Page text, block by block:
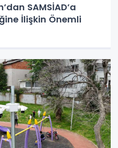
SAMSİAD’a
İlişkin Önemli